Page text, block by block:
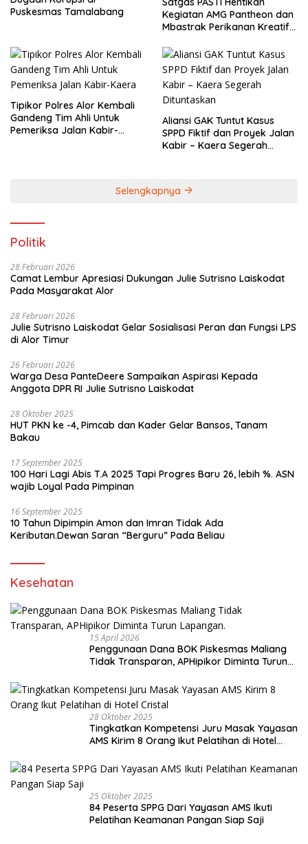
Puskesmas Tamalabang
Kegiatan AMG Pantheon dan
Mbastrak Perikanan Kreatif
Tipikor Polres Alor Kembali
Gandeng Tim Ahli Untuk
Pemeriksa Jalan Kabir-
Aliansi GAK Tuntut Kasus
SPPD Fiktif dan Proyek Jalan
Kabir – Kaera Segerah
Selengkapnya
Politik
28 Februari 2026
Camat Lembur Apresiasi Dukungan Julie Sutrisno Laiskodat
Pada Masyarakat Alor
28 Februari 2026
Julie Sutrisno Laiskodat Gelar Sosialisasi Peran dan Fungsi LPS
di Alor Timur
26 Februari 2026
Warga Desa PanteDeere Sampaikan Aspirasi Kepada
Anggota DPR RI Julie Sutrisno Laiskodat
28 Oktober 2025
HUT PKN ke -4, Pimcab dan Kader Gelar Bansos, Tanam
Bakau
17 September 2025
100 Hari Lagi Abis T.A 2025 Tapi Progres Baru 26, lebih %. ASN
wajib Loyal Pada Pimpinan
16 September 2025
10 Tahun Dipimpin Amon dan Imran Tidak Ada
Keributan.Dewan Saran “Berguru” Pada Beliau
Kesehatan
15 April 2026
Penggunaan Dana BOK Piskesmas Maliang
Tidak Transparan, APHipikor Diminta Turun
28 Oktober 2025
Tingkatkan Kompetensi Juru Masak Yayasan
AMS Kirim 8 Orang Ikut Pelatihan di Hotel
25 Oktober 2025
84 Peserta SPPG Dari Yayasan AMS Ikuti
Pelatihan Keamanan Pangan Siap Saji